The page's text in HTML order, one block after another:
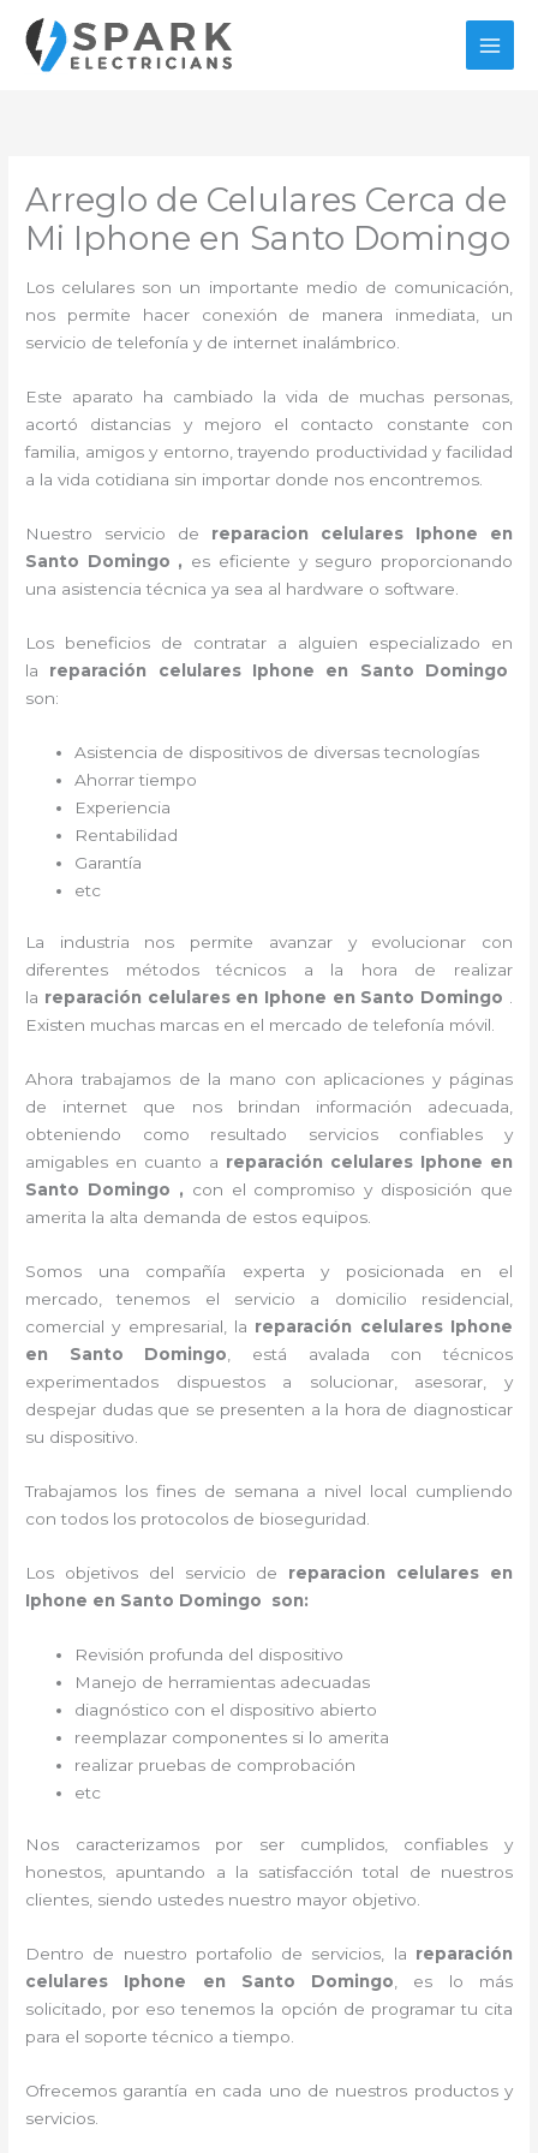
contenido
Arreglo de Celulares Cerca de
Mi Iphone en Santo Domingo
Los celulares son un importante medio de comunicación,
nos permite hacer conexión de manera inmediata, un
servicio de telefonía y de internet inalámbrico.
Este aparato ha cambiado la vida de muchas personas,
acortó distancias y mejoro el contacto constante con
familia, amigos y entorno, trayendo productividad y facilidad
a la vida cotidiana sin importar donde nos encontremos.
Nuestro servicio de reparacion celulares Iphone en
Santo Domingo , es eficiente y seguro proporcionando
una asistencia técnica ya sea al hardware o software.
Los beneficios de contratar a alguien especializado en
la reparación celulares Iphone en Santo Domingo
son:
Asistencia de dispositivos de diversas tecnologías
Ahorrar tiempo
Experiencia
Rentabilidad
Garantía
etc
La industria nos permite avanzar y evolucionar con
diferentes métodos técnicos a la hora de realizar
la reparación celulares en Iphone en Santo Domingo .
Existen muchas marcas en el mercado de telefonía móvil.
Ahora trabajamos de la mano con aplicaciones y páginas
de internet que nos brindan información adecuada,
obteniendo como resultado servicios confiables y
amigables en cuanto a reparación celulares Iphone en
Santo Domingo , con el compromiso y disposición que
amerita la alta demanda de estos equipos.
Somos una compañía experta y posicionada en el
mercado, tenemos el servicio a domicilio residencial,
comercial y empresarial, la reparación celulares Iphone
en Santo Domingo , está avalada con técnicos
experimentados dispuestos a solucionar, asesorar, y
despejar dudas que se presenten a la hora de diagnosticar
su dispositivo.
Trabajamos los fines de semana a nivel local cumpliendo
con todos los protocolos de bioseguridad.
Los objetivos del servicio de reparacion celulares en
Iphone en Santo Domingo son:
Revisión profunda del dispositivo
Manejo de herramientas adecuadas
diagnóstico con el dispositivo abierto
reemplazar componentes si lo amerita
realizar pruebas de comprobación
etc
Nos caracterizamos por ser cumplidos, confiables y
honestos, apuntando a la satisfacción total de nuestros
clientes, siendo ustedes nuestro mayor objetivo.
Dentro de nuestro portafolio de servicios, la reparación
celulares Iphone en Santo Domingo , es lo más
solicitado, por eso tenemos la opción de programar tu cita
para el soporte técnico a tiempo.
Ofrecemos garantía en cada uno de nuestros productos y
servicios.